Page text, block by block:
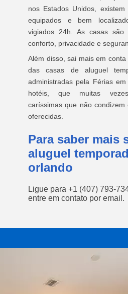
nos Estados Unidos, existem
equipados e bem
vigiados 24h. As casas
conforto, privacidade e
Além disso, sai mais em
das casas de aluguel
administradas pela Férias
hotéis, que muitas
caríssimas que não
oferecidas.
Para saber mais
aluguel
orlando
Ligue para +1 (407) 793-
entre em contato por email.